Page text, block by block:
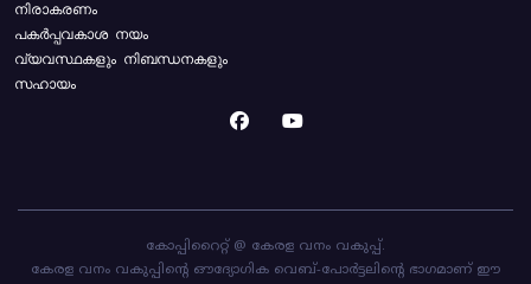
നിരാകരണം
പകർപ്പവകാശ നയം
വ്യവസ്ഥകളും നിബന്ധനകളും
സഹായം
കോപ്പിറൈറ്റ് @ കേരള വനം വകുപ്പ്.
കേരള വനം വകുപ്പിന്റെ ഔദ്യോഗിക വെബ്-പോർട്ടലിന്റെ ഭാഗമാണ് ഈ